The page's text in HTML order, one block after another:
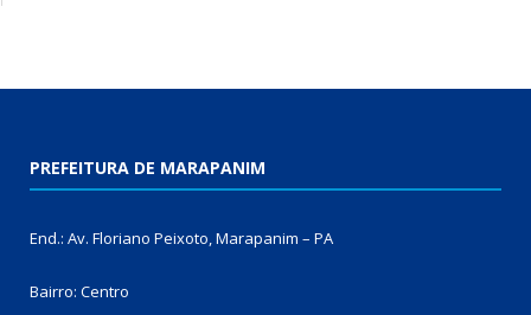
PREFEITURA DE MARAPANIM
End.: Av. Floriano Peixoto, Marapanim – PA
Bairro: Centro